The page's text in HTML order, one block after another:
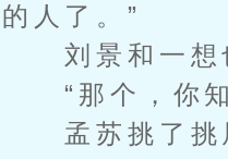
的人了。”
刘景和一想也
“那个，你知
孟苏挑了挑